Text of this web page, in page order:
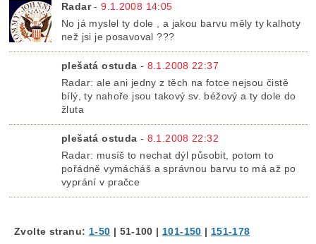
Radar-9.1.2008 14:05
No já myslel ty dole , a jakou barvu měly ty kalhoty
než jsi je posavoval ???
plešatá ostuda - 8.1.2008 22:37
Radar: ale ani jedny z těch na fotce nejsou čistě
bílý, ty nahoře jsou takový sv. béžový a ty dole do
žluta
plešatá ostuda - 8.1.2008 22:32
Radar: musíš to nechat dýl působit, potom to
pořádně vymácháš a správnou barvu to má až po
vyprání v pračce
Zvolte stranu: 1-50 | 51-100 | 101-150 | 151-178